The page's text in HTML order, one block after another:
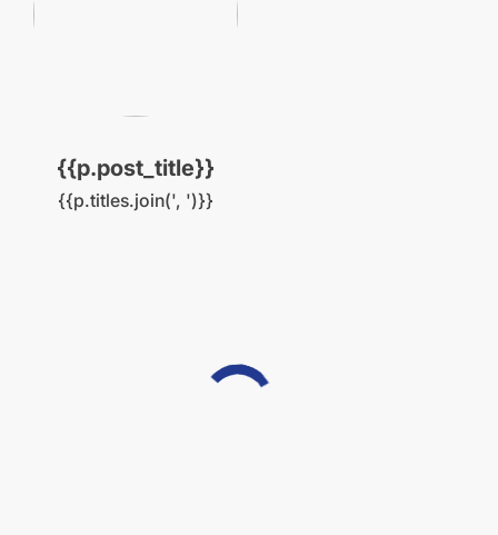
{{p.post_title}}
{{p.titles.join(', ')}}
Laddar...